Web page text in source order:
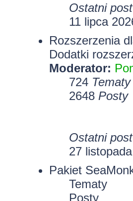
Ostatni post
11 lipca
Rozszerzenia
Dodatki
Moderator:
724 Tematy
2648 Posty
Ostatni post
27
Pakiet
Tematy
Posty